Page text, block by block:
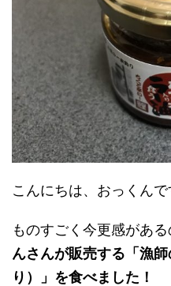
こんにちは、おっくんで
ものすごく今更感がある
んさんが販売する「漁
り）」を食べました！